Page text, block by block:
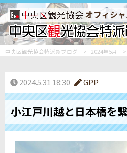
オフィシ
中央区観光協会特派員ブログ 2024年5月
2024.5.31 18:30 GPP
小江戸川越と日本橋を